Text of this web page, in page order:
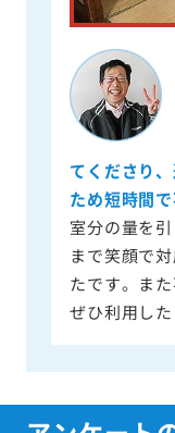
てくださり
ため短時間
室分の量を
まで笑顔で
たです。ま
ぜひ利用し